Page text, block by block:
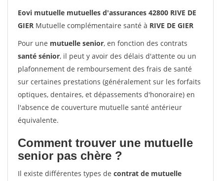
Eovi mutuelle mutuelles d'assurances 42800 RIVE DE
GIER Mutuelle complémentaire santé à RIVE DE GIER
Pour une mutuelle senior, en fonction des contrats
santé sénior, il peut y avoir des délais d'attente ou un
plafonnement de remboursement des frais de santé
sur certaines prestations (généralement sur les forfaits
optiques, dentaires, et dépassements d'honoraire) en
l'absence de couverture mutuelle santé antérieur
équivalente.
Comment trouver une mutuelle
senior pas chère ?
Il existe différentes types de contrat de mutuelle